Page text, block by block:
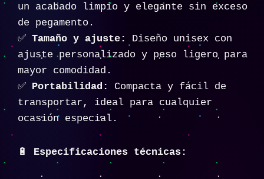
un acabado limpio y elegante sin exceso
de pegamento.
✅ Tamaño y ajuste:
Diseño unisex con
ajuste personalizado y peso ligero para
mayor comodidad.
✅ Portabilidad:
Compacta y fácil de
transportar, ideal para cualquier
ocasión especial.
🔋 Especificaciones técnicas: